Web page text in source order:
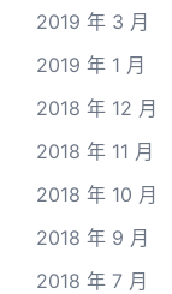
2019 年 3 月
2019 年 1 月
2018 年 12 月
2018 年 11 月
2018 年 10 月
2018 年 9 月
2018 年 7 月